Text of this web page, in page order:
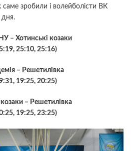
саме зробили і волейболісти ВК
дня.
– Хотинські козаки
25:10, 25:16)
– Решетилівка
19:25, 20:25)
– Решетилівка
19:25, 23:25)